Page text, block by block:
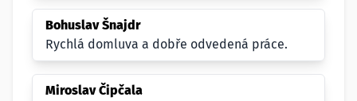
Bohuslav Šnajdr
Rychlá domluva a dobře odvedená práce.
Miroslav Čipčala